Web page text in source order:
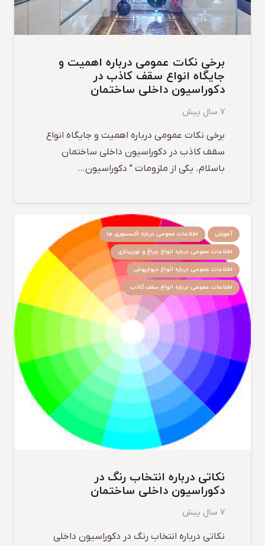
برخی نکات عمومی درباره اهمیت و
جایگاه انواع سقف کاذب در
دکوراسیون داخلی ساختمان
7 سال پیش
برخی نکات عمومی درباره اهمیت و جایگاه انواع
سقف کاذب در دکوراسیون داخلی ساختمان
باسلام. یکی از ملزومات ” دکوراسیون…
آموزش
اطلاعات عمومی درباره اکسسوری ها
اطلاعات عمومی درباره انواع چراغ و نورپردازی
اطلاعات عمومی درباره انواع دیوارپوش
اطلاعات عمومی درباره انواع سقف کاذب
نکاتی درباره انتخاب رنگ در
دکوراسیون داخلی ساختمان
7 سال پیش
نکاتی درباره انتخاب رنگ در دکوراسیون داخلی